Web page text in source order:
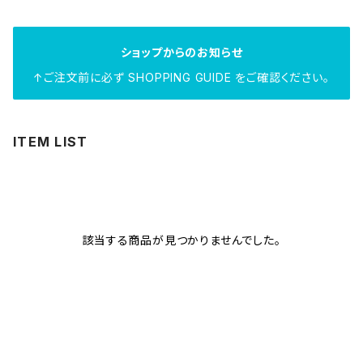
ショップからのお知らせ
↑ご注文前に必ず SHOPPING GUIDE をご確認ください。
ITEM LIST
該当する商品が見つかりませんでした。